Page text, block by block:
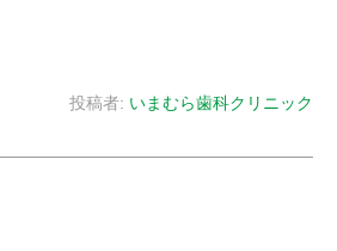
投稿者: いまむら歯科クリニック